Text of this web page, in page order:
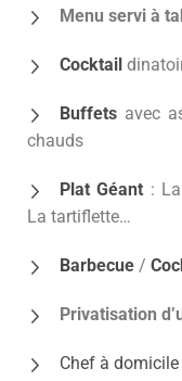
Menu servi à
Cocktail
Buffets avec
chauds
Plat Géant :
La tartiflette…
Barbecue /
Privatisation
Chef à domicile